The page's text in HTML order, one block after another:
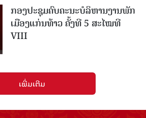
ກອງປະຊຸມຄົບຄະນະບໍລິຫານງານພັກ
ເມືອງແກ່ນ​ທ້າວ ຄັ້ງທີ 5 ສະໄໝທີ
VIII
ເພີ່ມເຕີມ